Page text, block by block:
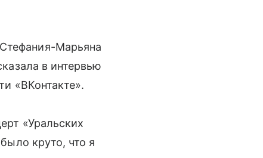
Марьяна
в интервью
«ВКонтакте».
«Уральских
круто, что я